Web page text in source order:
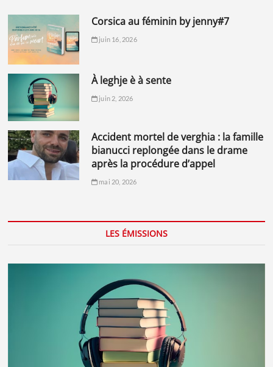
corsica au féminin by jenny#7
juin 16, 2026
à leghje è à sente
juin 2, 2026
accident mortel de verghia : la famille
bianucci replongée dans le drame
après la procédure d’appel
mai 20, 2026
LES ÉMISSIONS